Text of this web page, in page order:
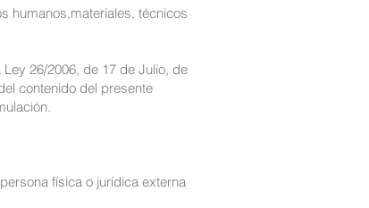
humanos,materiales, técnicos
26/2006, de 17 de Julio, de
contenido del presente
física o jurídica externa